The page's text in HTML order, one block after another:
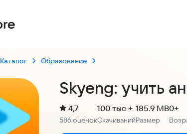
Каталог Образование
Skyeng: учить
Рейтинг:
4,7
586 оценокСкачиваний
100 тыс +
Размер
185.9 MB0+